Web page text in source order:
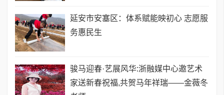
延安市安塞区：体系赋能映初心 志愿服
务惠民生
骏马迎春·艺展风华:浙融媒中心邀艺术
家送新春祝福,共贺马年祥瑞——金薇冬